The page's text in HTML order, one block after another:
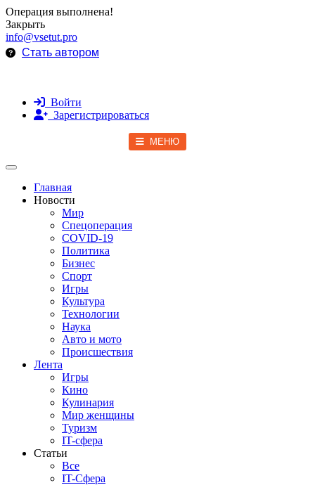
Операция выполнена!
Закрыть
info@vsetut.pro
Стать автором
Войти
Зарегистрироваться
МЕНЮ
Toggle navigation
Главная
Новости
Мир
Спецоперация
COVID-19
Политика
Бизнес
Спорт
Игры
Культура
Технологии
Наука
Авто и мото
Происшествия
Лента
Игры
Кино
Кулинария
Мир женщины
Туризм
IT-сфера
Статьи
Все
IT-Сфера